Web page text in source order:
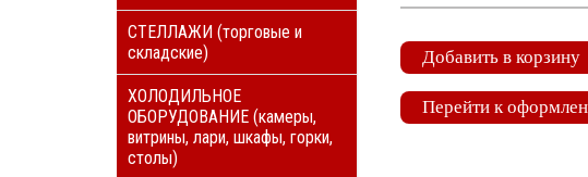
СТЕЛЛАЖИ (торговые и
складские)
ХОЛОДИЛЬНОЕ
ОБОРУДОВАНИЕ (камеры,
витрины, лари, шкафы, горки,
столы)
Добавить в корзину
Перейти к